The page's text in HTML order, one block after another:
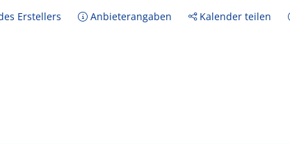
Erstellers Anbieterangaben Kalender teilen